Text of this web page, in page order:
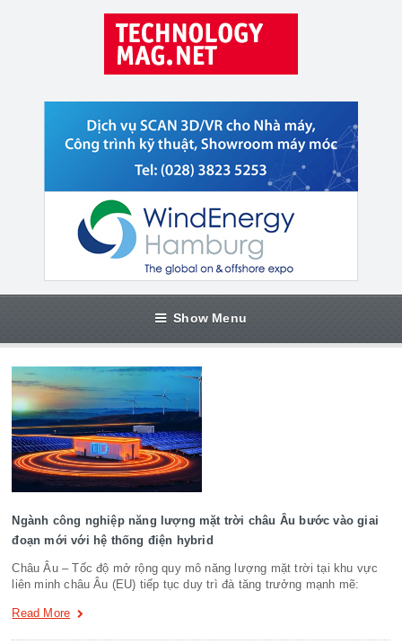
Show Menu
Ngành công nghiệp năng lượng mặt trời châu Âu bước vào giai
đoạn mới với hệ thống điện hybrid
Châu Âu – Tốc độ mở rộng quy mô năng lượng mặt trời tại khu vực
liên minh châu Âu (EU) tiếp tục duy trì đà tăng trưởng mạnh mẽ:
Read More